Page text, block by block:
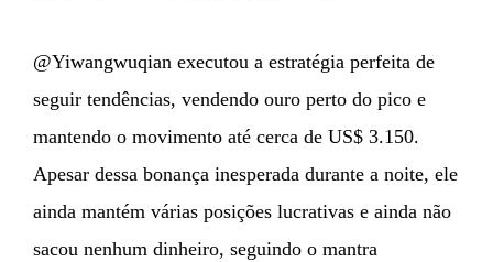
@Yiwangwuqian executou a estratégia perfeita de
seguir tendências, vendendo ouro perto do pico e
mantendo o movimento até cerca de US$ 3.150.
Apesar dessa bonança inesperada durante a noite, ele
ainda mantém várias posições lucrativas e ainda não
sacou nenhum dinheiro, seguindo o mantra